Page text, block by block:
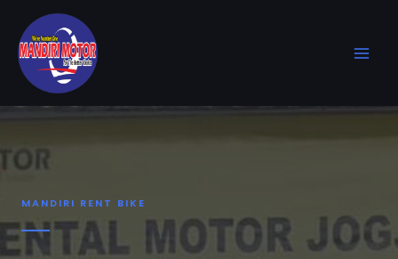
MANDIRI RENT BIKE